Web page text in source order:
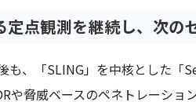
定点観測を継続し、次の
も、「SLING」を中核とした
や脅威ベースのペネトレーショ